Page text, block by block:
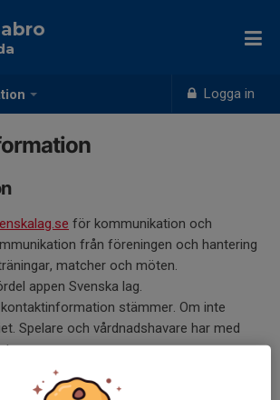
Logga in
för kommunikation och
från föreningen och hantering
matcher och möten.
appen Svenska lag.
stämmer. Om inte
Spelare och vårdnadshavare har med
ha fullständigt personnummer angivet
skull samt för att föreningen ska få